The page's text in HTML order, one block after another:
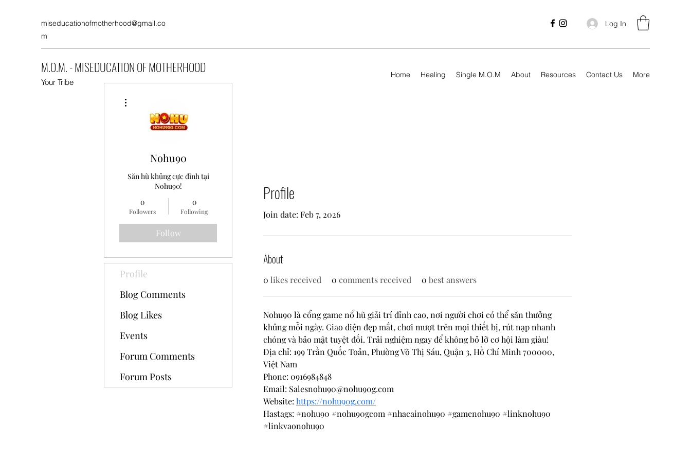
miseducationofmotherhood@gmail.co
m
Log In
M.O.M. - MISEDUCATION OF MOTHERHOOD
Your Tribe
Home Healing Single M.O.M About Resources Contact Us More
Profile
Join date: Feb 7, 2026
About
0 likes received 0 comments received 0 best answers
Nohu90 là cổng game nổ hũ giải trí đỉnh cao, nơi người chơi có thể săn thưởng
khủng mỗi ngày. Giao diện đẹp mắt, chơi mượt trên mọi thiết bị, rút nạp nhanh
chóng và bảo mật tuyệt đối. Trải nghiệm ngay để không bỏ lỡ cơ hội làm giàu!
Địa chỉ: 199 Trần Quốc Toản, Phường Võ Thị Sáu, Quận 3, Hồ Chí Minh 700000,
Việt Nam
Phone: 0916984848
Email: Salesnohu90@nohu90g.com
Website: https://nohu90g.com/
Hastags: #nohu90 #nohu90gcom #nhacainohu90 #gamenohu90 #linknohu90
#linkvaonohu90
Nohu90
Săn hũ khủng cực đỉnh tại
Nohu90!
0
Followers
0
Following
Follow
Profile
Blog Comments
Blog Likes
Events
Forum Comments
Forum Posts